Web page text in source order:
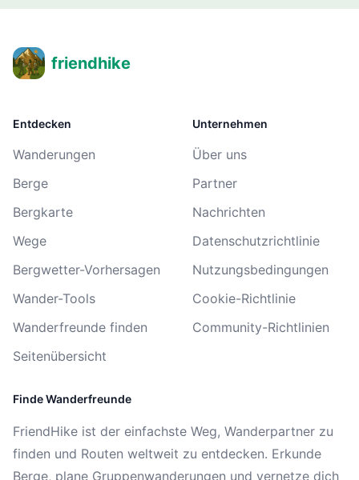
friendhike
Entdecken
Wanderungen
Berge
Bergkarte
Wege
Bergwetter-Vorhersagen
Wander-Tools
Wanderfreunde finden
Seitenübersicht
Unternehmen
Über uns
Partner
Nachrichten
Datenschutzrichtlinie
Nutzungsbedingungen
Cookie-Richtlinie
Community-Richtlinien
Finde Wanderfreunde
FriendHike ist der einfachste Weg, Wanderpartner zu
finden und Routen weltweit zu entdecken. Erkunde
Berge, plane Gruppenwanderungen und vernetze dich